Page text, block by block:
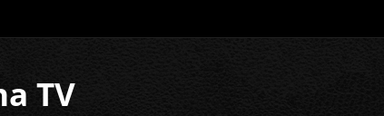
TV